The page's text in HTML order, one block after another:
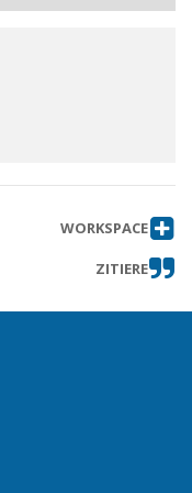
WORKSPACE
ZITIERE